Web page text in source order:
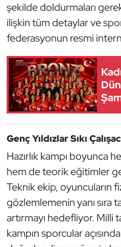
şekilde doldurmaları
ilişkin tüm detaylar ve
federasyonun resmi
Genç Yıldızlar Sıkı
Hazırlık kampı boyunca
hem de teorik eğitimler
Teknik ekip, oyuncuların
gözlemlemenin yanı sıra
artırmayı hedefliyor. Milli
kampın sporcular
Hava Sporları
Hentbol
İşitme Engelli Sporcular
Judo ve Kuraş
Kano ve Rafting
Karate
Kayak
Kempo
Kick Boks
Kürek